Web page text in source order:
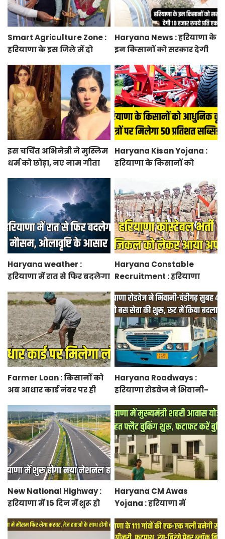
Smart Agriculture Zone :
हरियाणा के इस जिले में दो
एग्रीकल्चर जोन
Haryana News : हरियाणा के
इन किसानों को सरकार देगी
सीएम सैनी की घोषणा
इस चर्चित अभिनेत्री ने मुस्लिम
धर्म को छोड़ा, नए नाम गीता
Haryana Kisan Yojana :
हरियाणा के किसानों को
50 प्रतिशत सब्सिडी, फटाफट
करें आवेदन
Haryana weather :
हरियाणा में रात से फिर बदलेगा
Haryana Constable
Recruitment : हरियाणा
लेकर आया अपडेट, हर पद के
लिए 55 युवाओं ने किया
आवेदन
Farmer Loan : किसानों को
अब आधार कार्ड नंबर पर ही
से एमओयू करेगी सरकार
Haryana Roadways :
हरियाणा रोडवेज ने भिवानी-
रुट में किया बदलाव
New National Highway :
हरियाणा में 15 दिन में शुरू हो
केएमपी से होगी सीधी
Haryana CM Awas
Yojana : हरियाणा में
के तहत फ्लैट बुकिंग शुरू,